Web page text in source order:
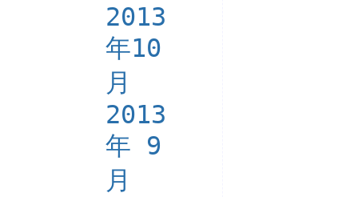
2013
年10
月
2013
年 9
月